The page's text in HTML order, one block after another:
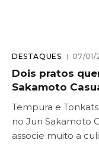
DESTAQUES 07/01/
Dois pratos
Sakamoto
Tempura e
no Jun Sakamoto
associe muito a